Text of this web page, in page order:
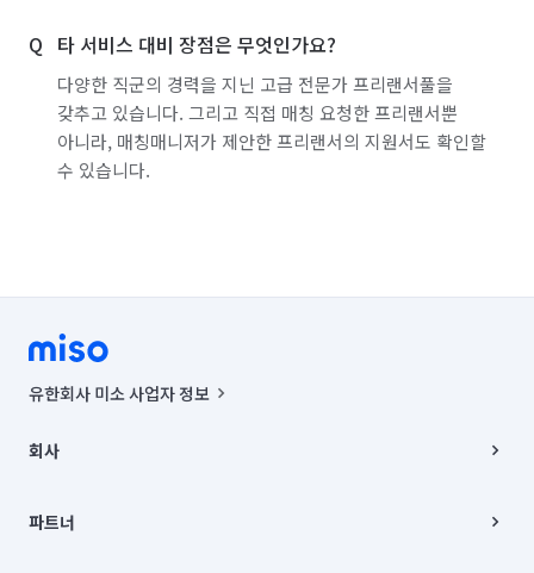
타 서비스 대비 장점은 무엇인가요?
다양한 직군의 경력을 지닌 고급 전문가 프리랜서풀을
갖추고 있습니다. 그리고 직접 매칭 요청한 프리랜서뿐
아니라, 매칭매니저가 제안한 프리랜서의 지원서도 확인할
수 있습니다.
유한회사 미소 사업자 정보
00019 |
주소 | 본사: 서울특별시 종로구 율곡로 6(중학동, 트윈트리빌딩) B동 5층
컨택센터 : 서울특별시 종로구 수송동 율곡로 24, 7층, 8층 미소
회사
채용
파트너